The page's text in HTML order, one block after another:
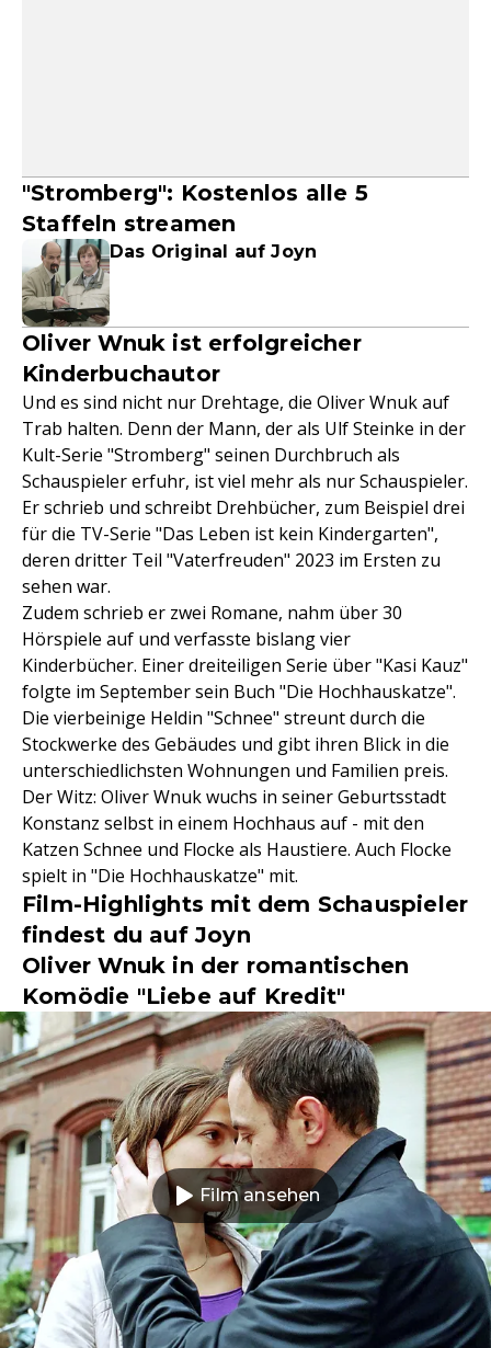
"Stromberg": Kostenlos alle 5
Staffeln streamen
Das Original auf Joyn
Oliver Wnuk ist erfolgreicher
Kinderbuchautor
Und es sind nicht nur Drehtage, die Oliver Wnuk auf
Trab halten. Denn der Mann, der als Ulf Steinke in der
Kult-Serie "Stromberg" seinen Durchbruch als
Schauspieler erfuhr, ist viel mehr als nur Schauspieler.
Er schrieb und schreibt Drehbücher, zum Beispiel drei
für die TV-Serie "Das Leben ist kein Kindergarten",
deren dritter Teil "Vaterfreuden" 2023 im Ersten zu
sehen war.
Zudem schrieb er zwei Romane, nahm über 30
Hörspiele auf und verfasste bislang vier
Kinderbücher. Einer dreiteiligen Serie über "Kasi Kauz"
folgte im September sein Buch "Die Hochhauskatze".
Die vierbeinige Heldin "Schnee" streunt durch die
Stockwerke des Gebäudes und gibt ihren Blick in die
unterschiedlichsten Wohnungen und Familien preis.
Der Witz: Oliver Wnuk wuchs in seiner Geburtsstadt
Konstanz selbst in einem Hochhaus auf - mit den
Katzen Schnee und Flocke als Haustiere. Auch Flocke
spielt in "Die Hochhauskatze" mit.
Film-Highlights mit dem Schauspieler
findest du auf Joyn
Oliver Wnuk in der romantischen
Komödie "Liebe auf Kredit"
Film ansehen